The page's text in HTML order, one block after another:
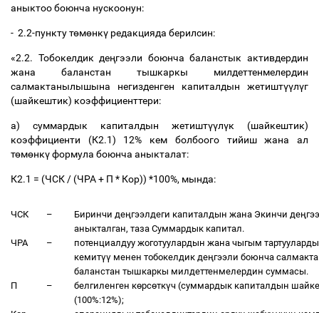
аныктоо боюнча нускоонун:
- 2.2-пункту төмөнкү редакцияда берилсин:
«2.2. Тобокелдик деңгээли боюнча баланстык активдердин
жана баланстан тышкаркы милдеттенмелердин
салмактанылышына негизденген капиталдын жетиштүүлүг
(шайкештик) коэффициенттери:
а) суммардык капиталдын жетиштүүлүк (шайкештик)
коэффициенти (К2.1) 12% кем болбоого тийиш жана ал
төмөнкүформула боюнча аныкталат:
К2.1 = (ЧСК / (ЧРА + П * Кор)) *100%, мында:
ЧСК – Биринчи деңгээлдеги капиталдын жана Экинчи дең
аныкталган, таза Суммардык капитал.
ЧРА
–
потенциалдуу жоготуулардын жана чыгым
кемитүү менен тобокелдик деңгээли боюнча
баланстан тышкаркы милдеттенмелердин суммасы.
П
– белгиленген көрсөткүч (суммардык капиталдын
(100%:12%);